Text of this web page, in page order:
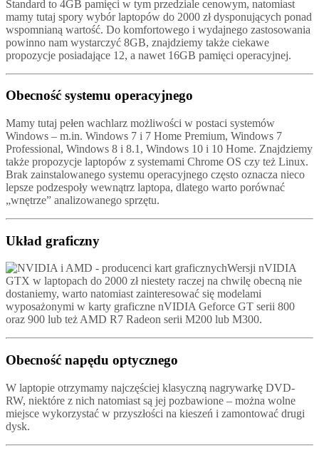
Standard to 4GB pamięci w tym przedziale cenowym, natomiast
mamy tutaj spory wybór laptopów do 2000 zł dysponujących ponad
wspomnianą wartość. Do komfortowego i wydajnego zastosowania
powinno nam wystarczyć 8GB, znajdziemy także ciekawe
propozycje posiadające 12, a nawet 16GB pamięci operacyjnej.
Obecność systemu operacyjnego
Mamy tutaj pełen wachlarz możliwości w postaci systemów
Windows – m.in. Windows 7 i 7 Home Premium, Windows 7
Professional, Windows 8 i 8.1, Windows 10 i 10 Home. Znajdziemy
także propozycje laptopów z systemami Chrome OS czy też Linux.
Brak zainstalowanego systemu operacyjnego często oznacza nieco
lepsze podzespoły wewnątrz laptopa, dlatego warto porównać
„wnętrze” analizowanego sprzętu.
Układ graficzny
Wersji nVIDIA
GTX w laptopach do 2000 zł niestety raczej na chwilę obecną nie
dostaniemy, warto natomiast zainteresować się modelami
wyposażonymi w karty graficzne nVIDIA Geforce GT serii 800
oraz 900 lub też AMD R7 Radeon serii M200 lub M300.
Obecność napędu optycznego
W laptopie otrzymamy najczęściej klasyczną nagrywarkę DVD-
RW, niektóre z nich natomiast są jej pozbawione – można wolne
miejsce wykorzystać w przyszłości na kieszeń i zamontować drugi
dysk.